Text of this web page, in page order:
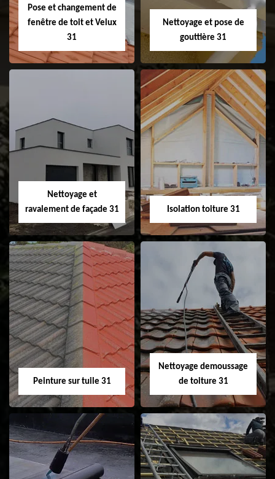
Pose et changement de
fenêtre de toit et Velux
31
Pose et
changement de
fenêtre de toit et
Velux 31
Nettoyage et pose de
gouttière 31
Nettoyage et pose
Nettoyage et
ravalement de façade 31
Nettoyage et
ravalement de
façade 31
Isolation toiture 31
Isolation toiture 31
Peinture sur tuile 31
Peinture sur tuile
Nettoyage demoussage
de toiture 31
Nettoyage